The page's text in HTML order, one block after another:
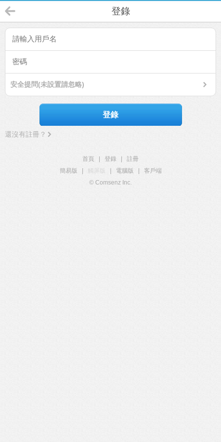
登錄
安全提問(未設置請忽略)
登錄
還沒有註冊？
首頁 登錄
註冊
簡易版
觸屏版 電腦版
客戶端
© Comsenz Inc.